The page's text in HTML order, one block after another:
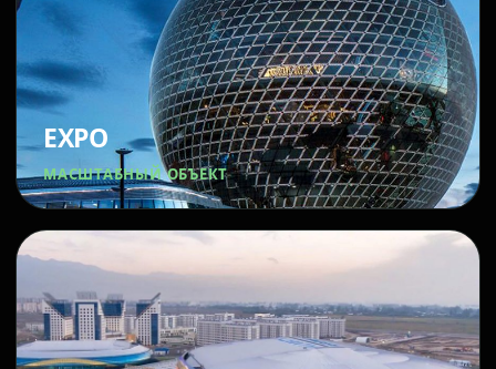
EXPO
МАСШТАБНЫЙ ОБЪЕКТ